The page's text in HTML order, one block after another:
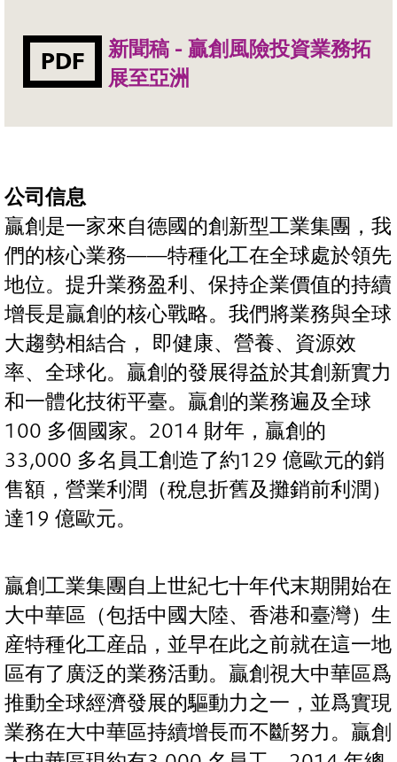
PDF
新聞稿 - 贏創風險投資業務拓
展至亞洲
公司信息
贏創是一家來自德國的創新型工業集團，我
們的核心業務——特種化工在全球處於領先
地位。提升業務盈利、保持企業價值的持續
增長是贏創的核心戰略。我們將業務與全球
大趨勢相結合， 即健康、營養、資源效
率、全球化。贏創的發展得益於其創新實力
和一體化技術平臺。贏創的業務遍及全球
100 多個國家。2014 財年，贏創的
33,000 多名員工創造了約129 億歐元的銷
售額，營業利潤（稅息折舊及攤銷前利潤）
達19 億歐元。
贏創工業集團自上世紀七十年代末期開始在
大中華區（包括中國大陸、香港和臺灣）生
産特種化工産品，並早在此之前就在這一地
區有了廣泛的業務活動。贏創視大中華區爲
推動全球經濟發展的驅動力之一，並爲實現
業務在大中華區持續增長而不斷努力。贏創